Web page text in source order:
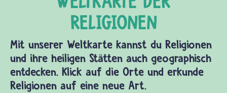
Mit unserer Weltkarte kannst du Religionen
und ihre heiligen Stätten auch geographisch
entdecken. Klick auf die Orte und erkunde
Religionen auf eine neue Art.